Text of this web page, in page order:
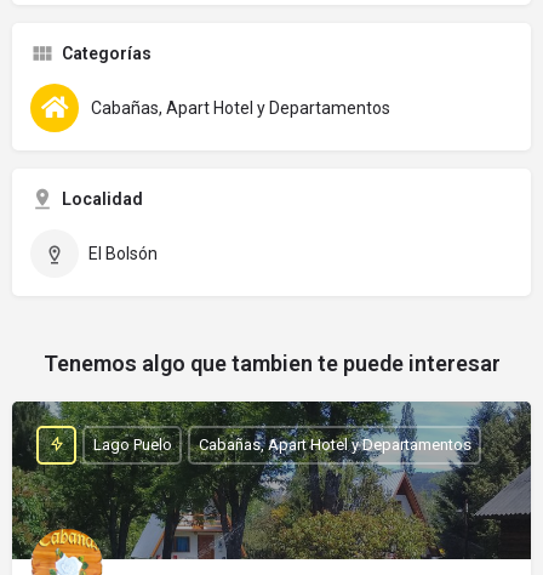
Categorías
Cabañas, Apart Hotel y Departamentos
Localidad
El Bolsón
Tenemos algo que tambien te puede interesar
Lago Puelo Cabañas, Apart Hotel y Departamentos